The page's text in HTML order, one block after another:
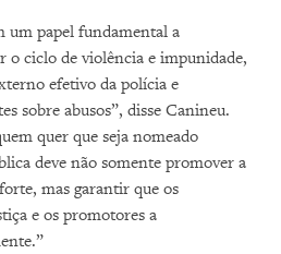
papel fundamental a
o ciclo de violência e impunidade,
efetivo da polícia e
sobre abusos”, disse Canineu.
quer que seja nomeado
deve não somente promover a
mas garantir que os
e os promotores a